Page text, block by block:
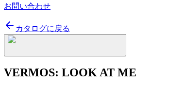
お問い合わせ
カタログに戻る
VERMOS: LOOK AT ME